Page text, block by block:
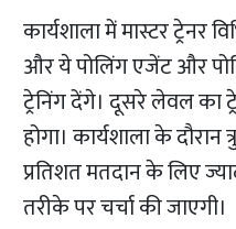
कार्यशाला में मास्टर ट्रेनर
और ये पोलिंग एजेंट और
ट्रेनिंग देंगे। दूसरे लेवल का
होगा। कार्यशाला के
प्रतिशत मतदान के लिए
तरीके पर चर्चा की जाएगी।